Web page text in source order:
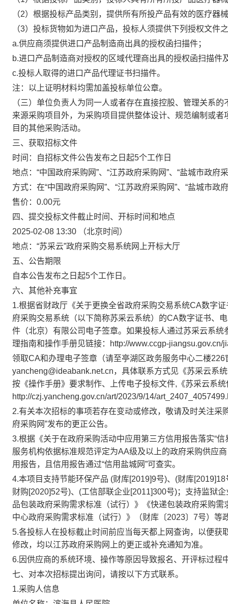
（2） 根据投标产品类别， 提供所有所投产品有效的医疗器
（3）投标货物如为进口产品，投标人须提供下列授权文件
a.供应商须提供进口产品制造商出具的授权函扫描件；
b.进口产品制造商对授权的区域代理商出具的授权函扫描
c.投标人取得的进口产品代理证书扫描件。
注：以上证明材料均需加盖投标单位公章。
（三）单位负责人为同一人或者存在直接控股、管理关系
来源采购项目外，为采购项目提供整体设计、规范编制或
目的其他采购活动。
三、获取招标文件
时间：
自招标文件公告发布之日起5个工作日
地点： “中国政府采购网”、“江苏政府采购网”、“盐城市政府
方式： 在“中国政府采购网”、“江苏政府采购网”、“盐城市政
售价： 0.00元
四、提交投标文件截止时间、开标时间和地点
2025-02-08 13:30 （北京时间）
地点： “苏采云”政府采购交易系统网上开标大厅
五、公告期限
自本公告发布之日起5个工作日。
六、其他补充事宜
1.根据省财政厅《关于更换全省政府采购交易系统CA数字
府采购交易系统（以下简称苏采云系统）的CA数字证书、
件（北京）有限公司电子签章。如果投标人通过苏采云系
理指南和操作手册见链接：http://www.ccgp-
领取CA和办理电子签章（请至亭湖区政务服务中心二楼
yancheng@ideabank.net.cn，具体联系方式见《苏采云系
按《操作手册》要求制作、上传电子投标文件,《苏采云系
http://czj.yancheng.gov.cn/art/2023/9/14/
2.有关本次招标的事项若存在变动或修改，敬请及时关注采
府采购网”发布的更正公告。
3.根据《关于在政府采购活动中应用第三方信用报告落实“
服务机构依据标准规范评定为AA级及以上的政府采购供应
用报告，且信用报告通过“信用盐城网”可查实。
4.本项目支持节能环保产品 (财库[2019]9号)、(财库
财购[2020]52号)、(工信部联企业[2011]300号)；支持监狱
品包装政府采购需求标准（试行）》《快递包装政府采购
中心政府采购需求标准（试行）》（财库〔2023〕7号）等
5.各投标人在投标截止时间前应当每天都上网查询，以便
修改，均以江苏政府采购网上的更正或补充通知为准。
6. 因供应商的系统环境、操作等原因导致报名、开评标过程
七、对本次招标提出询问，请按以下方式联系。
1.采购人信息